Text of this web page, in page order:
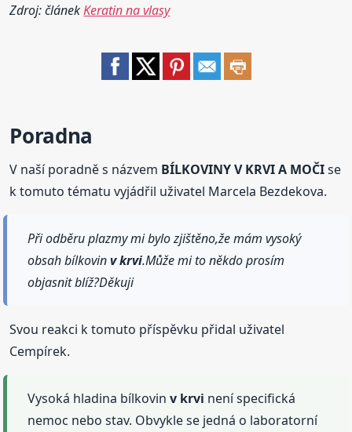
Zdroj: článekKeratin na vlasy
Poradna
V naší poradně s názvem BÍLKOVINY V KRVI A MOČIse
k tomuto tématu vyjádřil uživatel Marcela Bezdekova.
Při odběru plazmy mi bylo zjištěno,že mám vysoký
obsah bílkovinv krvi.Může mi to někdo prosím
objasnit blíž?Děkuji
Svou reakci k tomuto příspěvku přidal uživatel
Cempírek.
Vysoká hladina bílkovinv krvi není specifická
nemoc nebo stav. Obvykle se jedná o laboratorní